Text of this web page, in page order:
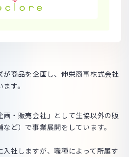
商品を企画し、伸栄商事株式会社
す。
・販売会社」として生協以外の販
ど）で事業展開をしています。
社しますが、職種によって所属す